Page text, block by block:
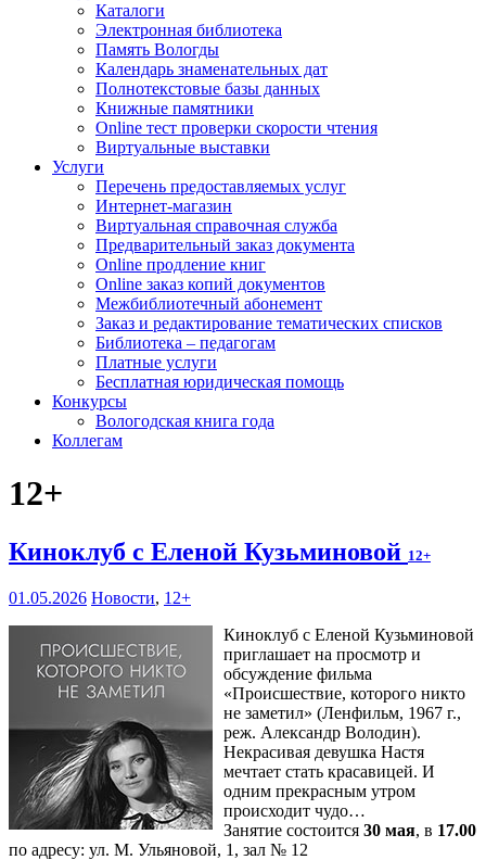
Каталоги
Электронная библиотека
Память Вологды
Календарь знаменательных дат
Полнотекстовые базы данных
Книжные памятники
Online тест проверки скорости чтения
Виртуальные выставки
Услуги
Перечень предоставляемых услуг
Интернет-магазин
Виртуальная справочная служба
Предварительный заказ документа
Online продление книг
Online заказ копий документов
Межбиблиотечный абонемент
Заказ и редактирование тематических списков
Библиотека – педагогам
Платные услуги
Бесплатная юридическая помощь
Конкурсы
Вологодская книга года
Коллегам
12+
Киноклуб с Еленой Кузьминовой 12+
01.05.2026 Новости, 12+
Киноклуб с Еленой Кузьминовой
приглашает на просмотр и
обсуждение фильма
«Происшествие, которого никто
не заметил» (Ленфильм, 1967 г.,
реж. Александр Володин).
Некрасивая девушка Настя
мечтает стать красавицей. И
одним прекрасным утром
происходит чудо…
Занятие состоится 30 мая, в 17.00
по адресу: ул. М. Ульяновой, 1, зал № 12